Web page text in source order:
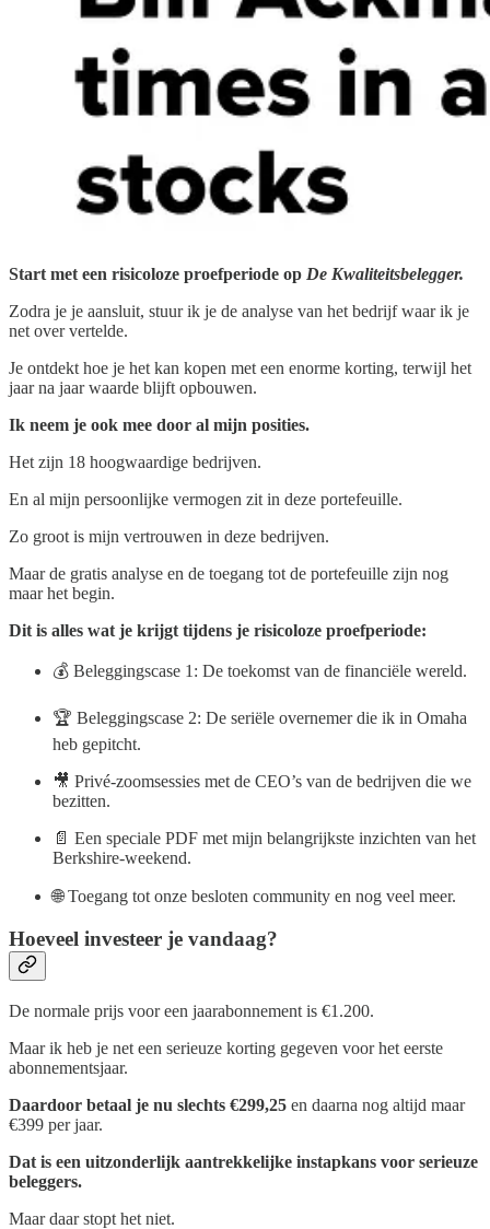
Start met een risicoloze proefperiode op De Kwaliteitsbelegger.
Zodra je je aansluit, stuur ik je de analyse van het bedrijf waar ik je
net over vertelde.
Je ontdekt hoe je het kan kopen met een enorme korting, terwijl het
jaar na jaar waarde blijft opbouwen.
Ik neem je ook mee door al mijn posities.
Het zijn 18 hoogwaardige bedrijven.
En al mijn persoonlijke vermogen zit in deze portefeuille.
Zo groot is mijn vertrouwen in deze bedrijven.
Maar de gratis analyse en de toegang tot de portefeuille zijn nog
maar het begin.
Dit is alles wat je krijgt tijdens je risicoloze proefperiode:
💰 Beleggingscase 1: De toekomst van de financiële wereld.
🏆 Beleggingscase 2: De seriële overnemer die ik in Omaha
heb gepitcht.
🎥 Privé-zoomsessies met de CEO’s van de bedrijven die we
bezitten.
📄 Een speciale PDF met mijn belangrijkste inzichten van het
Berkshire‑weekend.
🌐 Toegang tot onze besloten community en nog veel meer.
Hoeveel investeer je vandaag?
De normale prijs voor een jaarabonnement is €1.200.
Maar ik heb je net een serieuze korting gegeven voor het eerste
abonnementsjaar.
Daardoor betaal je nu slechts €299,25 en daarna nog altijd maar
€399 per jaar.
Dat is een uitzonderlijk aantrekkelijke instapkans voor serieuze
beleggers.
Maar daar stopt het niet.